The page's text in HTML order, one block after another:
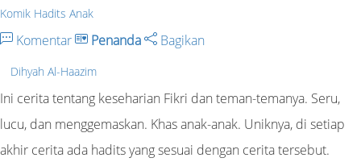
Komik Hadits Anak
Komentar Penanda Bagikan
Dihyah Al-Haazim
Ini cerita tentang keseharian Fikri dan teman-temanya. Seru,
lucu, dan menggemaskan. Khas anak-anak. Uniknya, di setiap
akhir cerita ada hadits yang sesuai dengan cerita tersebut.